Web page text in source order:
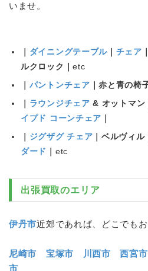
いませ。
ダイニングテーブル チェア
ルクロック｜etc
パントンチェア ｜赤と青の椅
ラウンジチェア & オットマン
イプド コーンチェア
ジグザグ チェア ｜ベルヴィル
ダード
etc
出張買取のエリア
伊丹市近郊であれば、どこでもお
尼崎市 宝塚市 川西市 西宮市
市